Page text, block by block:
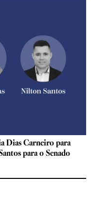
Dias Carneiro para
para o Senado